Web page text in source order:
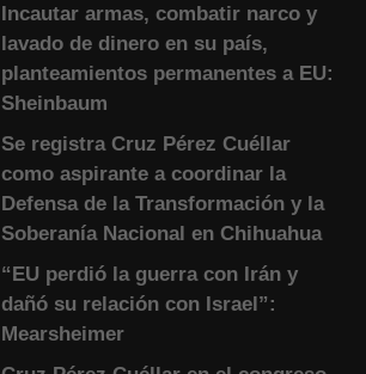
Incautar armas, combatir narco y
lavado de dinero en su país,
planteamientos permanentes a EU:
Sheinbaum
Se registra Cruz Pérez Cuéllar
como aspirante a coordinar la
Defensa de la Transformación y la
Soberanía Nacional en Chihuahua
“EU perdió la guerra con Irán y
dañó su relación con Israel”:
Mearsheimer